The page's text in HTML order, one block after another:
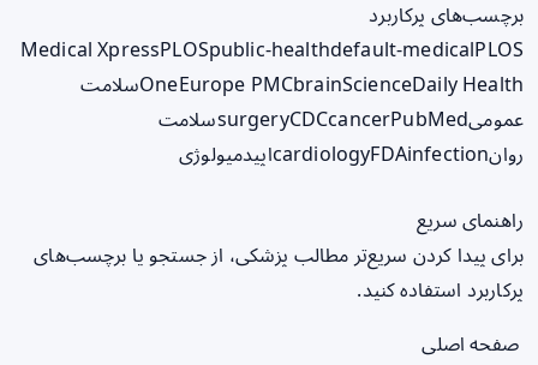
برچسب‌های پرکاربرد
Medical XpressPLOSpublic-healthdefault-medicalPLOS
OneEurope PMCbrainScienceDaily Health
سلامت
عمومی
surgeryCDCcancerPubMed
سلامت
روان
cardiologyFDAinfection اپیدمیولوژی
راهنمای سریع
برای پیدا کردن سریع‌تر مطالب پزشکی، از جستجو یا برچسب‌های
پرکاربرد استفاده کنید.
صفحه اصلی